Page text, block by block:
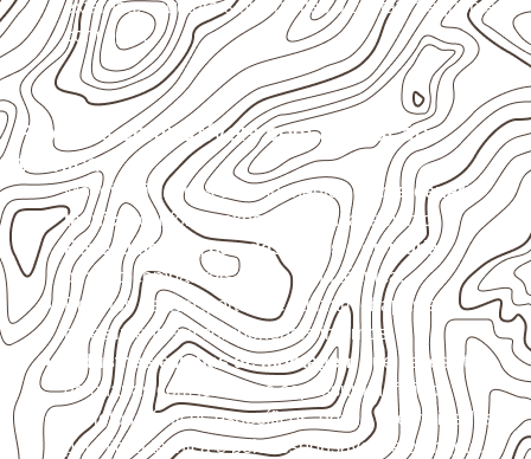
externas, estruturais ou sujeitas a contato frequente
com água.
Projetos compatíveis com avaliação
técnica
Móveis, divisórias e componentes de
marcenaria
técnica
, conforme exposição e acabamento.
Revestimentos, paredes, pisos e divisórias,
quando compatíveis com a ficha técnica.
Projetos de transporte que utilizam chapas em
revestimentos e componentes internos.
Indústrias e linhas de montagem que necessitam
de chapas com formato e espessura definidos.
Projetos náuticos específicos, desde que validados
pela ficha técnica e pelo responsável pelo projeto.